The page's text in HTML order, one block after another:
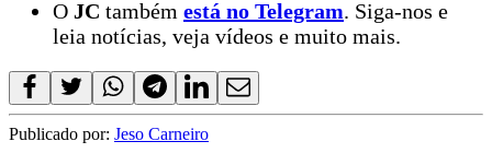
O JC também está no Telegram. Siga-nos e
leia notícias, veja vídeos e muito mais.
Publicado por: Jeso Carneiro